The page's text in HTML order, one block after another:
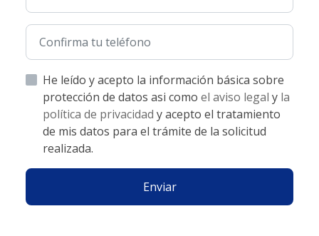
He leído y acepto la información básica sobre
protección de datos asi como el aviso legal y la
política de privacidad y acepto el tratamiento
de mis datos para el trámite de la solicitud
realizada.
Enviar